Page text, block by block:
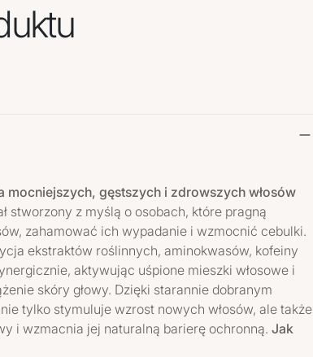
mocniejszych, gęstszych i zdrowszych włosów
stworzony z myślą o osobach, które pragną
zahamować ich wypadanie i wzmocnić cebulki.
ekstraktów roślinnych, aminokwasów, kofeiny
aktywując uśpione mieszki włosowe i
skóry głowy. Dzięki starannie dobranym
tylko stymuluje wzrost nowych włosów, ale także
i wzmacnia jej naturalną barierę ochronną. Jak